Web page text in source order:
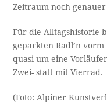
Zeitraum noch
Für die Alltagshistorie
geparkten Radl’n
quasi um eine
Zwei- statt mit Vierrad.
(Foto: Alpiner